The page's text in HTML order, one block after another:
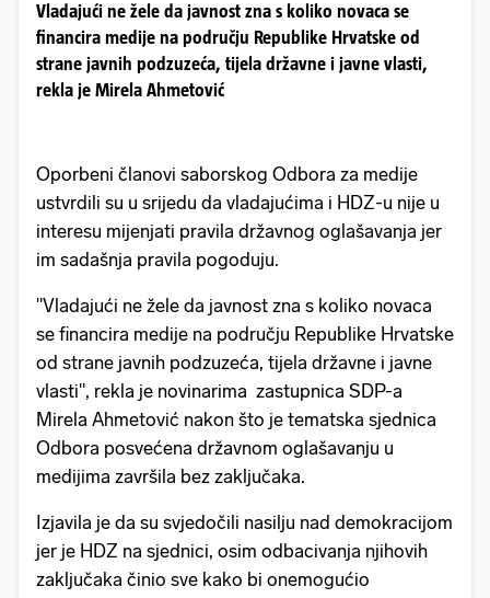
Vladajući ne žele da javnost zna s koliko novaca se
financira medije na području Republike Hrvatske od
strane javnih podzuzeća, tijela državne i javne vlasti,
rekla je Mirela Ahmetović
Oporbeni članovi saborskog Odbora za medije
ustvrdili su u srijedu da vladajućima i HDZ-u nije u
interesu mijenjati pravila državnog oglašavanja jer
im sadašnja pravila pogoduju.
"Vladajući ne žele da javnost zna s koliko novaca
se financira medije na području Republike Hrvatske
od strane javnih podzuzeća, tijela državne i javne
vlasti", rekla je novinarima zastupnica SDP-a
Mirela Ahmetović nakon što je tematska sjednica
Odbora posvećena državnom oglašavanju u
medijima završila bez zaključaka.
Izjavila je da su svjedočili nasilju nad demokracijom
jer je HDZ na sjednici, osim odbacivanja njihovih
zaključaka činio sve kako bi onemogućio